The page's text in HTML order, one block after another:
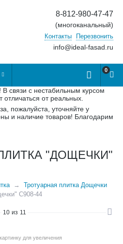
8-812-980-47-47
(многоканальный)
Контакты Перезвонить
info@ideal-fasad.ru
0
связи с нестабильным курсом
от реальных.
пожалуйста, уточняйте у
и наличие товаров! Благодарим
"ДОЩЕЧКИ"
Тротуарная плитка Дощечки
C908-44
10 из 11
для увеличения